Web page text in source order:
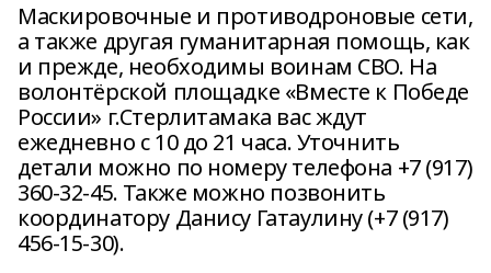
Маскировочные и противодроновые сети,
а также другая гуманитарная помощь, как
и прежде, необходимы воинам СВО. На
волонтёрской площадке «Вместе к Победе
России» г.Стерлитамака вас ждут
ежедневно с 10 до 21 часа. Уточнить
детали можно по номеру телефона +7 (917)
360-32-45. Также можно позвонить
координатору Данису Гатаулину (+7 (917)
456-15-30).